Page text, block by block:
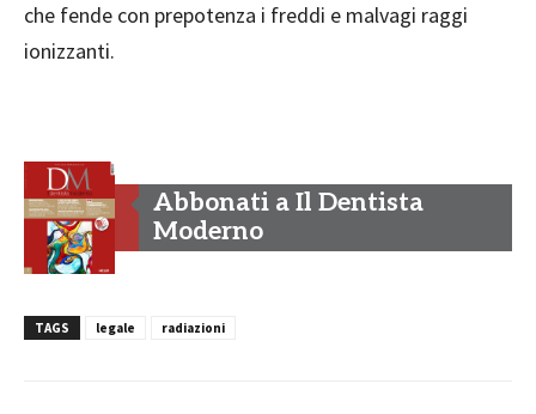
che fende con prepotenza i freddi e malvagi raggi
ionizzanti.
Abbonati a Il Dentista
Moderno
TAGS legale radiazioni